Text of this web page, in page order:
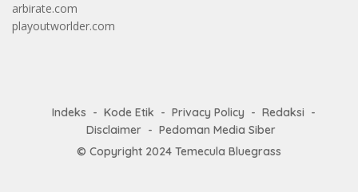
arbirate.com
playoutworlder.com
Indeks Kode Etik Privacy Policy
Redaksi
Disclaimer
Pedoman Media Siber
© Copyright 2024 Temecula Bluegrass